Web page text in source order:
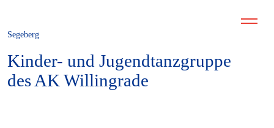
Segeberg
Kinder- und Jugendtanzgruppe
des AK Willingrade